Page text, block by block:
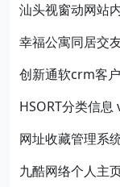
汕头视窗动网站
幸福公寓同居交
创新通软crm客
HSORT分类信息
网址收藏管理系
九酷网络个人主